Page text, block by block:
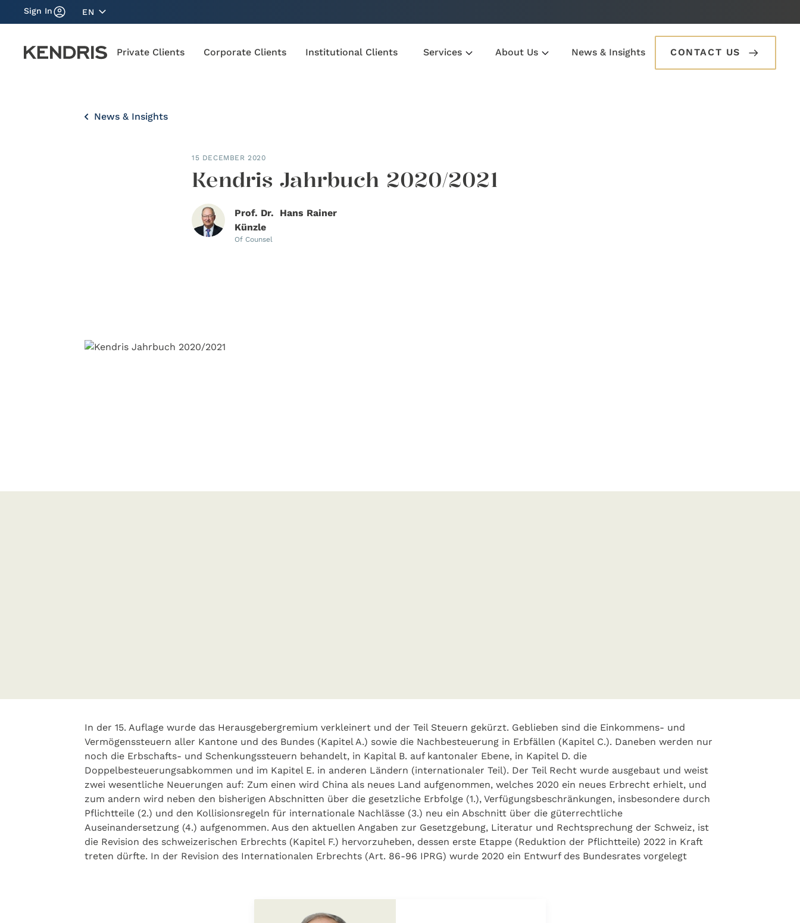
Sign In EN
Private Clients Corporate Clients Institutional Clients Services About Us News & Insights CONTACT US
News & Insights
15 DECEMBER 2020
Kendris Jahrbuch 2020/2021
Prof. Dr. Hans Rainer
Künzle
Of Counsel
In der 15. Auflage wurde das Herausgebergremium verkleinert und der Teil Steuern gekürzt. Ge­blie­ben sind die Einkommens- und
Vermögenssteuern aller Kantone und des Bundes (Kapitel A.) sowie die Nachbesteuerung in Erbfällen (Kapitel C.). Daneben werden nur
noch die Erbschafts- und Schenkungssteuern behandelt, in Kapital B. auf kantonaler Ebene, in Kapitel D. die
Doppelbesteuerungsabkommen und im Kapitel E. in anderen Ländern (internationaler Teil). Der Teil Recht wurde ausgebaut und weist
zwei wesentliche Neuerungen auf: Zum einen wird China als neues Land aufge­nom­men, welches 2020 ein neues Erbrecht erhielt, und
zum an­dern wird neben den bisherigen Abschnitten über die gesetzliche Erbfolge (1.), Verfügungs­be­schrän­kungen, ins­be­sondere durch
Pflichtteile (2.) und den Kollisionsregeln für internationale Nachl­ässe (3.) neu ein Ab­schnitt über die güterrechtliche
Auseinandersetzung (4.) aufgenom­men. Aus den aktuellen Angaben zur Gesetzgebung, Literatur und Rechtsprechung der Schweiz, ist
die Revision des schweizerischen Erbrechts (Kapitel F.) hervorzuheben, dessen erste Etappe (Reduktion der Pflichtteile) 2022 in Kraft
treten dürfte. In der Revision des Inter­na­t­io­nalen Erbrechts (Art. 86-96 IPRG) wurde 2020 ein Entwurf des Bundesrates vorgelegt